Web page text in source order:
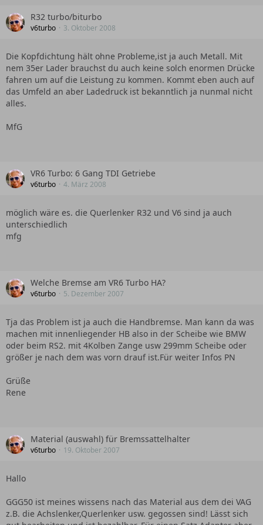
R32 turbo/biturbo
v6turbo 3. Oktober 2008
Die Kopfdichtung hält ohne Probleme,ist ja auch Metall. Mit
nem 35er Lader brauchst du auch keine solch enormen Drücke
fahren um auf die Leistung zu kommen. Kommt eben auch auf
das Umfeld an aber Ladedruck ist bekanntlich ja nunmal nicht
alles.
MfG
VR6 Turbo: 6 Gang TDI Getriebe
v6turbo 4. März 2008
möglich wäre es. die Querlenker R32 und V6 sind ja auch
unterschiedlich
mfg
Welche Bremse am VR6 Turbo HA?
v6turbo 5. Dezember 2007
Tja das Problem ist ja auch die Handbremse. Man kann da was
machen mit innenliegender HB also in der Scheibe wie BMW
oder beim RS2. mit 4Kolben Zange usw 299mm Scheibe oder
größer je nach dem was vorn drauf ist.Für weiter Infos PN
Grüße
Rene
Material (auswahl) für Bremssattelhalter
v6turbo 19. Oktober 2007
Hallo
GGG50 ist meines wissens nach das Material aus dem dei VAG
z.B. die Achslenker,Querlenker usw. gegossen sind! Lässt sich